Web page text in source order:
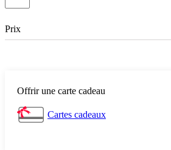
Prix
Offrir une carte cadeau
Cartes cadeaux